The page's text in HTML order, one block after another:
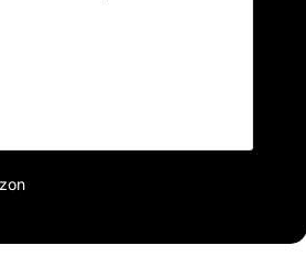
sonores de conception
: Peu importe ce que
et vous permettra de
la boue, la poussière ou la
toujours votre appareil à
Radio FM intégrée avec